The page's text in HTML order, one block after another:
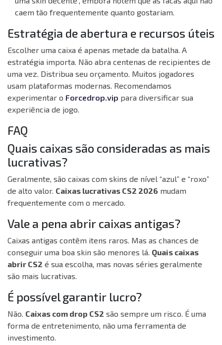
caem tão frequentemente quanto gostariam.
Estratégia de abertura e recursos úteis
Escolher uma caixa é apenas metade da batalha. A
estratégia importa. Não abra centenas de recipientes de
uma vez. Distribua seu orçamento. Muitos jogadores
usam plataformas modernas. Recomendamos
experimentar o Forcedrop.vip para diversificar sua
experiência de jogo.
FAQ
Quais caixas são consideradas as mais
lucrativas?
Geralmente, são caixas com skins de nível “azul” e “roxo”
de alto valor. Caixas lucrativas CS2 2026 mudam
frequentemente com o mercado.
Vale a pena abrir caixas antigas?
Caixas antigas contêm itens raros. Mas as chances de
conseguir uma boa skin são menores lá. Quais caixas
abrir CS2 é sua escolha, mas novas séries geralmente
são mais lucrativas.
É possível garantir lucro?
Não. Caixas com drop CS2 são sempre um risco. É uma
forma de entretenimento, não uma ferramenta de
investimento.